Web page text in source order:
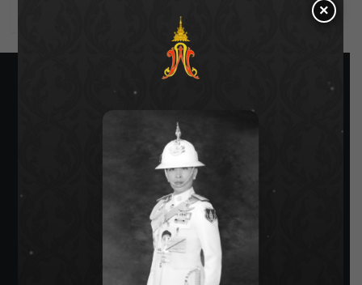
SIAMRATH VARIETY
THE BEST ENTERTAINMENT
×